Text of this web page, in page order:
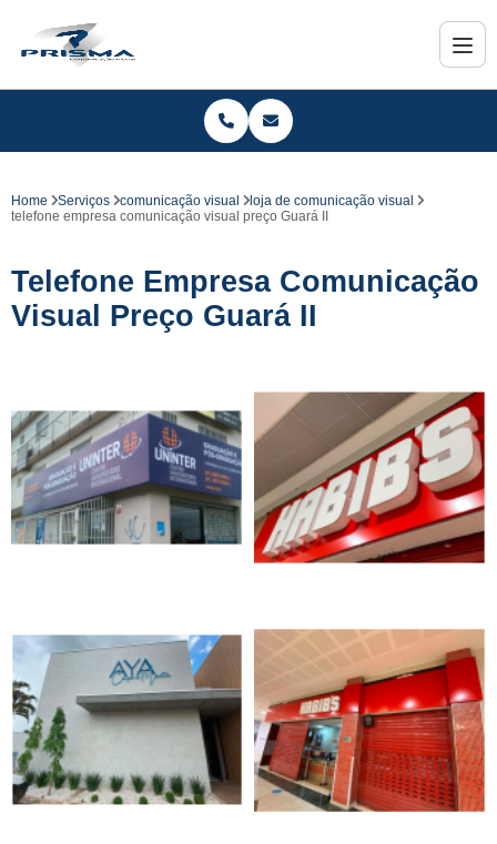
Home Serviços comunicação visual
loja de comunicação visual
telefone empresa comunicação visual preço Guará II
Telefone Empresa Comunicação
Visual Preço Guará II